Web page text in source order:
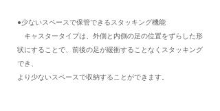
●少ないスペースで保管できるスタッキング機能
キャスタータイプは、外側と内側の足の位置をずらした形
状にすることで、前後の足が緩衝することなくスタッキング
でき、
より少ないスペースで収納することができます。